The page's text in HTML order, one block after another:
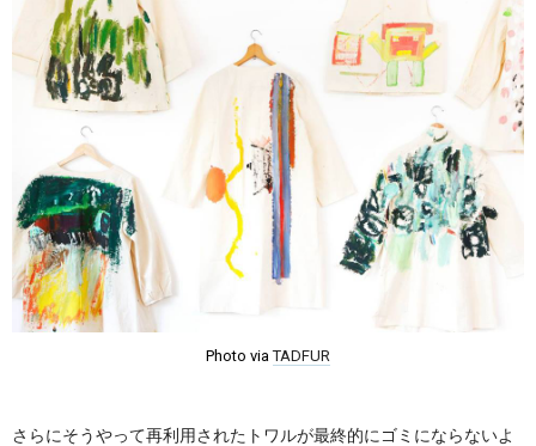
Photo viaTADFUR
さらにそうやって再利用されたトワルが最終的にゴミにならないよ